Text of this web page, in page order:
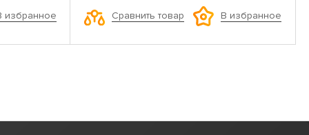
избранное Сравнить товар В избранное